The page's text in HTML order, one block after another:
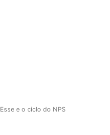
Esse e o ciclo do NPS